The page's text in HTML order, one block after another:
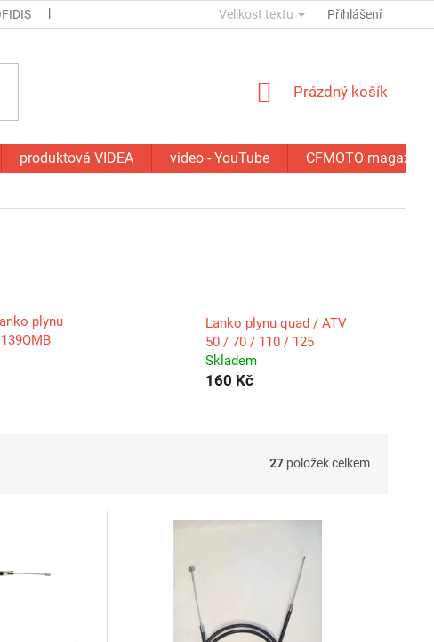
GDPR SERVIS - OPRAVY
Velikost textu Přihlášení
NÁKUPNÍ
Prázdný košík
produktová VIDEA video - YouTube CFMOTO magazín
plynu
Lanko plynu quad / ATV
50 / 70 / 110 / 125
Skladem
160 Kč
27 položek celkem